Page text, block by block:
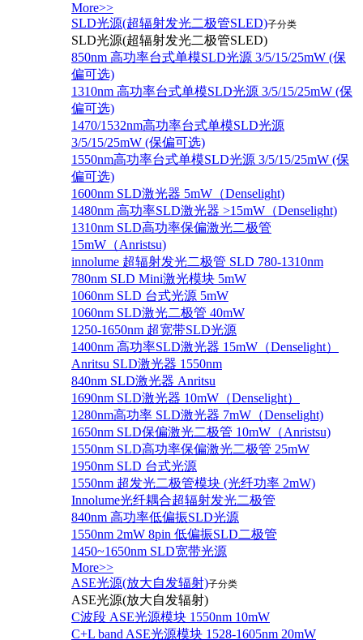
More>>
SLD光源(超辐射发光二极管SLED)子分类
SLD光源(超辐射发光二极管SLED)
850nm 高功率台式单模SLD光源 3/5/15/25mW (保
偏可选)
1310nm 高功率台式单模SLD光源 3/5/15/25mW (保
偏可选)
1470/1532nm高功率台式单模SLD光源
3/5/15/25mW (保偏可选)
1550nm高功率台式单模SLD光源 3/5/15/25mW (保
偏可选)
1600nm SLD激光器 5mW（Denselight)
1480nm 高功率SLD激光器 >15mW（Denselight)
1310nm SLD高功率保偏激光二极管
15mW（Anristsu)
innolume 超辐射发光二极管 SLD 780-1310nm
780nm SLD Mini激光模块 5mW
1060nm SLD 台式光源 5mW
1060nm SLD激光二极管 40mW
1250-1650nm 超宽带SLD光源
1400nm 高功率SLD激光器 15mW（Denselight）
Anritsu SLD激光器 1550nm
840nm SLD激光器 Anritsu
1690nm SLD激光器 10mW（Denselight）
1280nm高功率 SLD激光器 7mW（Denselight)
1650nm SLD保偏激光二极管 10mW（Anristsu)
1550nm SLD高功率保偏激光二极管 25mW
1950nm SLD 台式光源
1550nm 超发光二极管模块 (光纤功率 2mW)
Innolume光纤耦合超辐射发光二极管
840nm 高功率低偏振SLD光源
1550nm 2mW 8pin 低偏振SLD二极管
1450~1650nm SLD宽带光源
More>>
ASE光源(放大自发辐射)子分类
ASE光源(放大自发辐射)
C波段 ASE光源模块 1550nm 10mW
C+L band ASE光源模块 1528-1605nm 20mW